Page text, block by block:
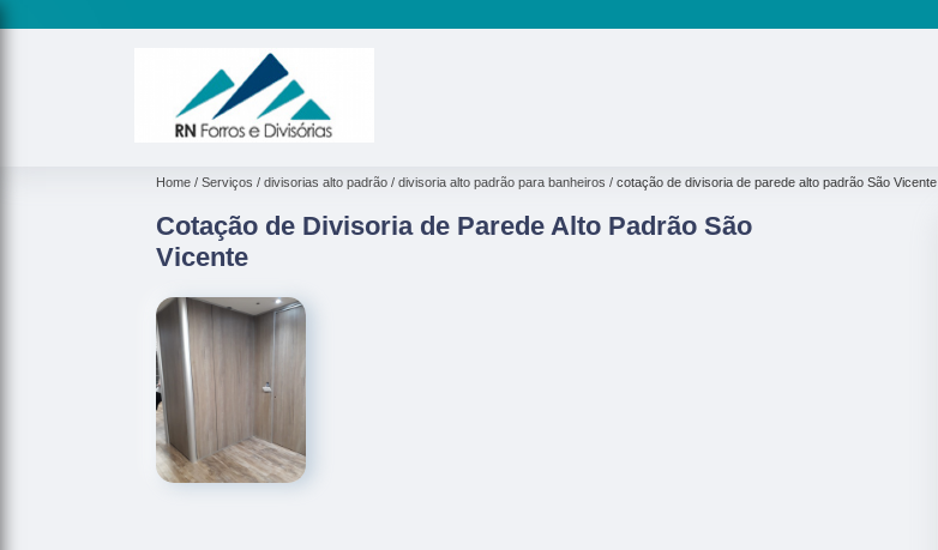
Home Serviços divisorias alto padrão divisoria alto padrão para banheiros cotação de divisoria de parede alto padrão São Vicente
Cotação de Divisoria de Parede Alto Padrão São
Vicente